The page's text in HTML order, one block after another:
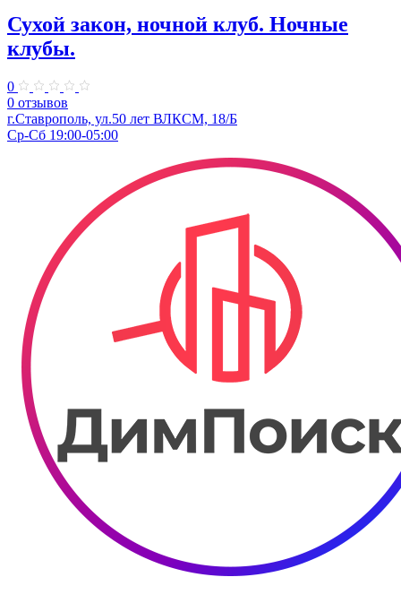
Сухой закон, ночной клуб. Ночные
клубы.
0
0 отзывов
г.Ставрополь, ул.50 лет ВЛКСМ, 18/Б
Ср-Сб 19:00-05:00